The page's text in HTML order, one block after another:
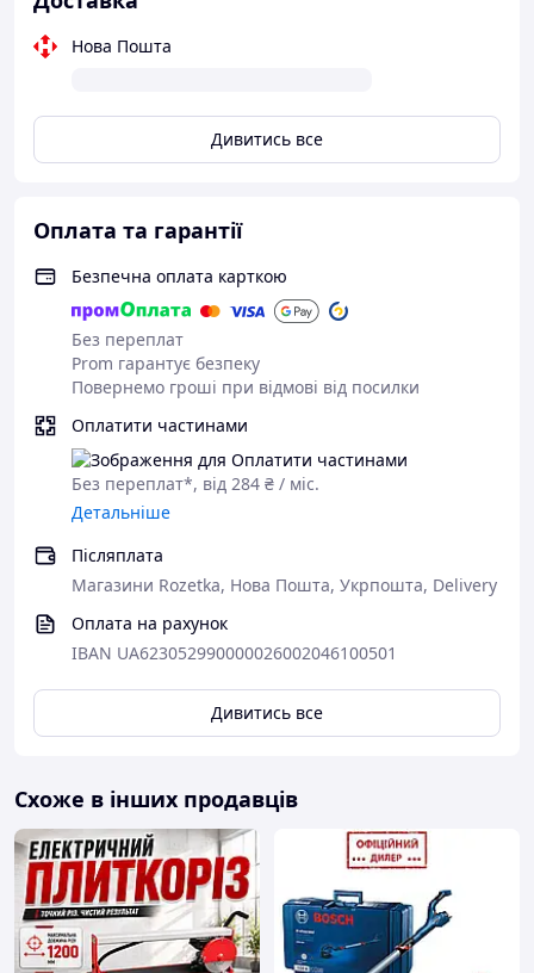
Нова Пошта
Дивитись все
Оплата та гарантії
Безпечна оплата карткою
Без переплат
Prom гарантує безпеку
Повернемо гроші при відмові від посилки
Оплатити частинами
Без переплат*, від 284 ₴ / міс.
Детальніше
Післяплата
Магазини Rozetka, Нова Пошта, Укрпошта, Delivery
Оплата на рахунок
IBAN UA623052990000026002046100501
Дивитись все
Схоже в інших продавців